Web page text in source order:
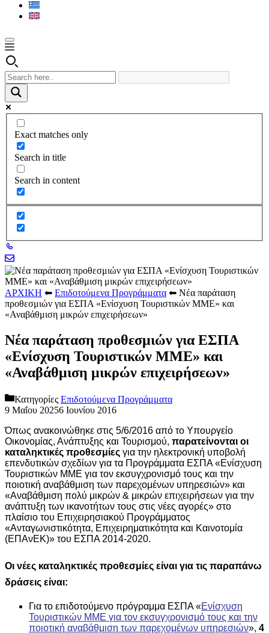
Exact matches only
Search in title
Search in content
ΑΡΧΙΚΗ ⬅ Επιδοτούμενα Προγράμματα ⬅ Νέα παράταση
προθεσμιών για ΕΣΠΑ «Ενίσχυση Τουριστικών ΜΜΕ» και
«Αναβάθμιση μικρών επιχειρήσεων»
Νέα παράταση προθεσμιών για ΕΣΠΑ
«Ενίσχυση Τουριστικών ΜΜΕ» και
«Αναβάθμιση μικρών επιχειρήσεων»
Κατηγορίες Επιδοτούμενα Προγράμματα
9 Μαΐου 20256 Ιουνίου 2016
Όπως ανακοινώθηκε στις 5/6/2016 από το Υπουργείο
Οικονομίας, Ανάπτυξης και Τουρισμού, παρατείνονται οι
καταληκτικές προθεσμίες για την ηλεκτρονική υποβολή
επενδυτικών σχεδίων για τα Προγράμματα ΕΣΠΑ «Ενίσχυση
Τουριστικών ΜΜΕ για τον εκσυγχρονισμό τους και την
ποιοτική αναβάθμιση των παρεχομένων υπηρεσιών» και
«Αναβάθμιση πολύ μικρών & μικρών επιχειρήσεων για την
ανάπτυξη των ικανοτήτων τους στις νέες αγορές» στο
πλαίσιο του Επιχειρησιακού Προγράμματος
«Ανταγωνιστικότητα, Επιχειρηματικότητα και Καινοτομία
(ΕΠΑνΕΚ)» του ΕΣΠΑ 2014-2020.
Οι νέες καταληκτικές προθεσμίες είναι για τις παραπάνω
δράσεις είναι:
Για το επιδοτούμενο πρόγραμμα ΕΣΠΑ «Ενίσχυση
Τουριστικών ΜΜΕ για τον εκσυγχρονισμό τους και την
ποιοτική αναβάθμιση των παρεχομένων υπηρεσιών», 4